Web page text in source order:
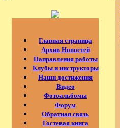
Главная страница
Архив Новостей
Направления работы
Клубы и инструкторы
Наши достижения
Видео
Фотоальбомы
Форум
Обратная связь
Гостевая книга